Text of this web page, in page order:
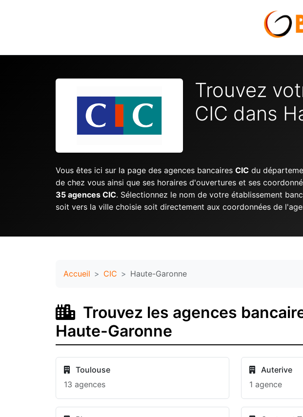
Trouvez
CIC dans
Vous êtes ici sur la page des agences bancaires CIC du
de chez vous ainsi que ses horaires d'ouvertures et ses
35 agences CIC. Sélectionnez le nom de votre établissement
soit vers la ville choisie soit directement aux coordonnées de
Accueil CIC Haute-Garonne
Trouvez les agences
Haute-Garonne
Toulouse
13 agences
Auterive
1 agence